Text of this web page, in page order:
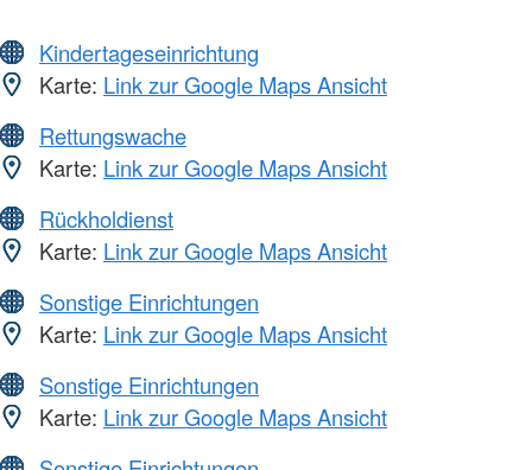
Kindertageseinrichtung
Karte: Link zur Google Maps Ansicht
Rettungswache
Karte: Link zur Google Maps Ansicht
Rückholdienst
Karte: Link zur Google Maps Ansicht
Sonstige Einrichtungen
Karte: Link zur Google Maps Ansicht
Sonstige Einrichtungen
Karte: Link zur Google Maps Ansicht